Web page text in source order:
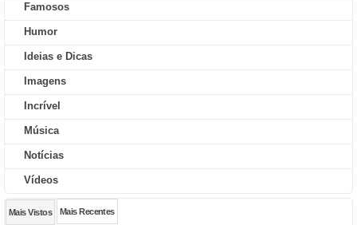
Famosos
Humor
Ideias e Dicas
Imagens
Incrível
Música
Notícias
Vídeos
Mais Vistos Mais Recentes